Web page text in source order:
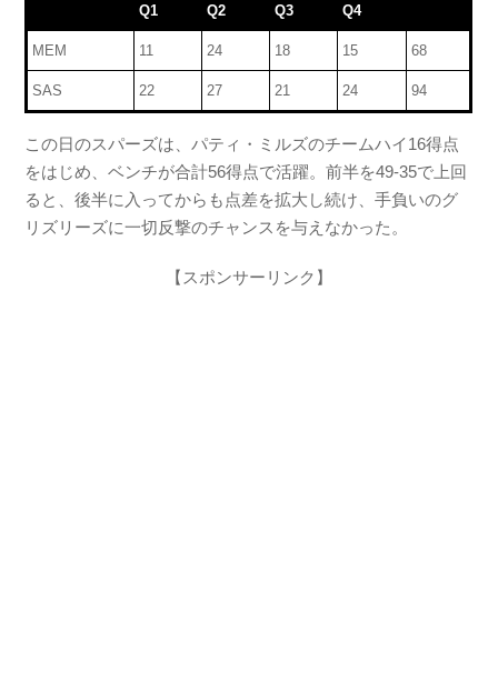
Q1 Q2 Q3 Q4
MEM 11 24 18 15 68
SAS 22 27 21 24 94
この日のスパーズは、パティ・ミルズのチームハイ16得点
をはじめ、ベンチが合計56得点で活躍。前半を49-35で上回
ると、後半に入ってからも点差を拡大し続け、手負いのグ
リズリーズに一切反撃のチャンスを与えなかった。
【スポンサーリンク】